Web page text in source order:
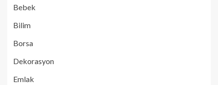
Bebek
Bilim
Borsa
Dekorasyon
Emlak